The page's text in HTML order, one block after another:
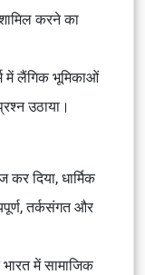
करने का
में लैंगिक भूमिकाओं
उठाया।
दिया, धार्मिक
तर्कसंगत और
में सामाजिक